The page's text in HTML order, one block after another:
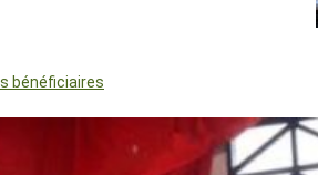
bénéficiaires